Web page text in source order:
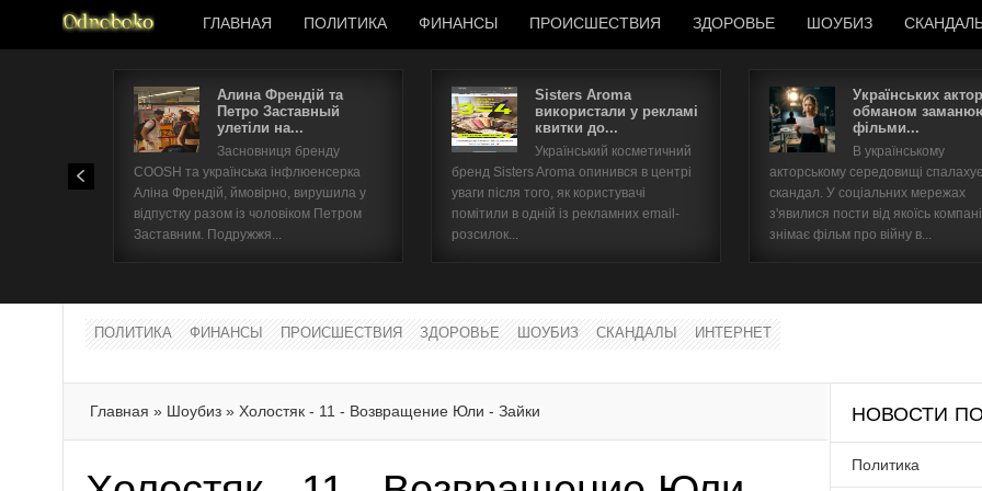
ГЛАВНАЯ ПОЛИТИКА ФИНАНСЫ ПРОИСШЕСТВИЯ ЗДОРОВЬЕ ШОУБИЗ
Алина Френдій та
Петро Заставный
улетіли на...
Засновниця бренду
COOSH та українська інфлюенсерка
Аліна Френдій, ймовірно, вирушила у
відпустку разом із чоловіком Петром
Заставним. Подружжя...
Sisters Aroma
використали у рекламі
квитки до...
Український косметичний
бренд Sisters Aroma опинився в центрі
уваги після того, як користувачі
помітили в одній із рекламних email-
розсилок...
Українських
обманом
фільми...
В українському
акторському середовищі спалахує
скандал. У соціальних мережах
з'явилися пости від якоїсь
знімає фільм про війну в...
ПОЛИТИКА ФИНАНСЫ ПРОИСШЕСТВИЯ ЗДОРОВЬЕ ШОУБИЗ СКАНДАЛЫ ИНТЕРНЕТ
Главная » Шоубиз » Холостяк - 11 - Возвращение Юли - Зайки НОВОСТИ
Политика
Имя пользователя
Забыли имя пользователя?